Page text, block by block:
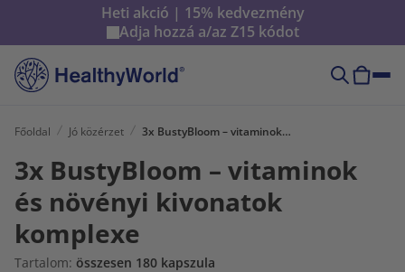
Heti akció | 15% kedvezmény
Adja hozzá a/az Z15 kódot
Főoldal Jó közérzet 3x BustyBloom – vitaminok és növényi kivonatok komplexe
3x BustyBloom – vitaminok
és növényi kivonatok
komplexe
Tartalom: összesen 180 kapszula